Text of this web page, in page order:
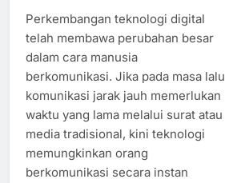
Perkembangan teknologi digital
telah membawa perubahan besar
dalam cara manusia
berkomunikasi. Jika pada masa lalu
komunikasi jarak jauh memerlukan
waktu yang lama melalui surat atau
media tradisional, kini teknologi
memungkinkan orang
berkomunikasi secara instan